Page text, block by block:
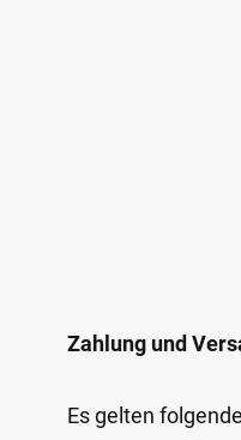
Zahlung und
Es gelten